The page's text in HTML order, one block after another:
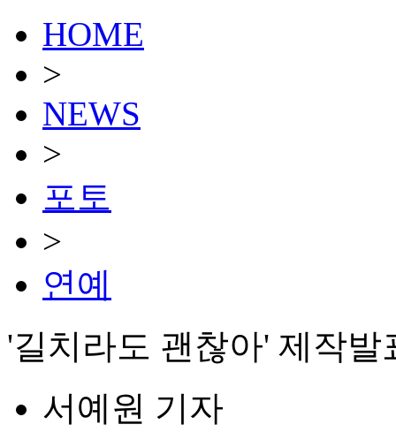
HOME
>
NEWS
>
포토
>
연예
'길치라도 괜찮아' 제작
서예원 기자